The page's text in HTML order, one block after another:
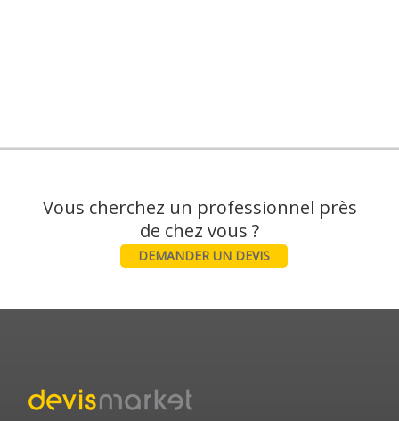
Vous cherchez un professionnel près
DEMANDER UN DEVIS